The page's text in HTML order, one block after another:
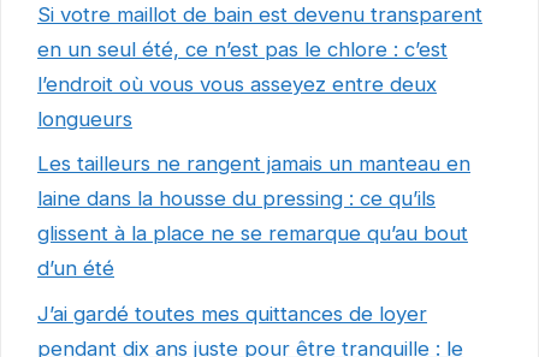
Si votre maillot de bain est devenu transparent
en un seul été, ce n’est pas le chlore : c’est
l’endroit où vous vous asseyez entre deux
longueurs
Les tailleurs ne rangent jamais un manteau en
laine dans la housse du pressing : ce qu’ils
glissent à la place ne se remarque qu’au bout
d’un été
J’ai gardé toutes mes quittances de loyer
pendant dix ans juste pour être tranquille : le